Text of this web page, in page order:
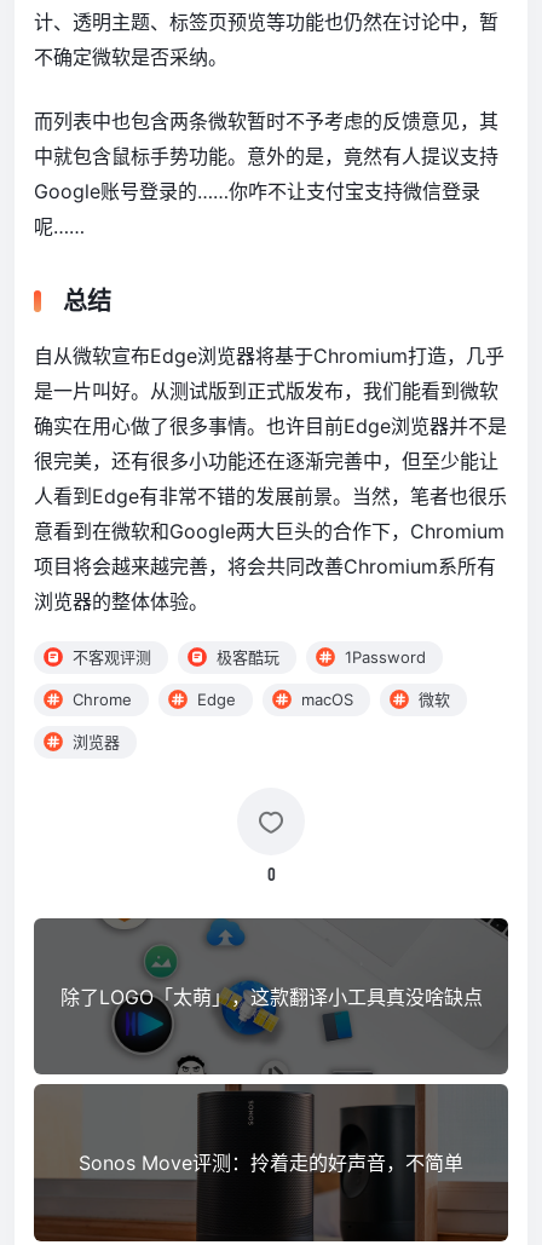
计、透明主题、标签页预览等功能也仍然在讨论中，暂
不确定微软是否采纳。
而列表中也包含两条微软暂时不予考虑的反馈意见，其
中就包含鼠标手势功能。意外的是，竟然有人提议支持
Google账号登录的……你咋不让支付宝支持微信登录
呢……
总结
自从微软宣布Edge浏览器将基于Chromium打造，几乎
是一片叫好。从测试版到正式版发布，我们能看到微软
确实在用心做了很多事情。也许目前Edge浏览器并不是
很完美，还有很多小功能还在逐渐完善中，但至少能让
人看到Edge有非常不错的发展前景。当然，笔者也很乐
意看到在微软和Google两大巨头的合作下，Chromium
项目将会越来越完善，将会共同改善Chromium系所有
浏览器的整体体验。
不客观评测 极客酷玩 1Password
Chrome Edge macOS 微软
浏览器
0
除了LOGO「太萌」，这款翻译小工具真没啥缺点
Sonos Move评测：拎着走的好声音，不简单